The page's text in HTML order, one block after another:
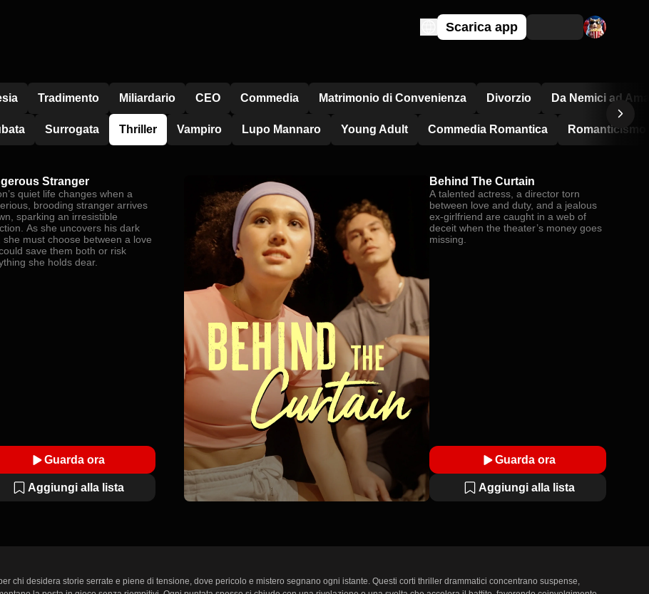
Scarica app
Tradimento Miliardario CEO Commedia Matrimonio di Convenienza Divorzio Da Nemici ad
Surrogata Thriller Vampiro Lupo Mannaro Young Adult Commedia Romantica
Stranger
quiet life changes when a
brooding stranger arrives
sparking an irresistible
As she uncovers his dark
she must choose between a love
save them both or risk
she holds dear.
Guarda ora
Aggiungi alla lista
Behind The Curtain
A talented actress, a director torn
between love and duty, and a jealous
ex-girlfriend are caught in a web of
deceit when the theater’s money goes
missing.
Guarda ora
Aggiungi alla lista
chi desidera storie serrate e piene di tensione, dove pericolo e mistero segnano ogni istante. Questi corti thriller drammatici concentrano suspense,